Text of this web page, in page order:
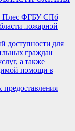
Плес ФГБУ СПб
пожарной
доступности для
граждан
а также
помощи в
предоставления